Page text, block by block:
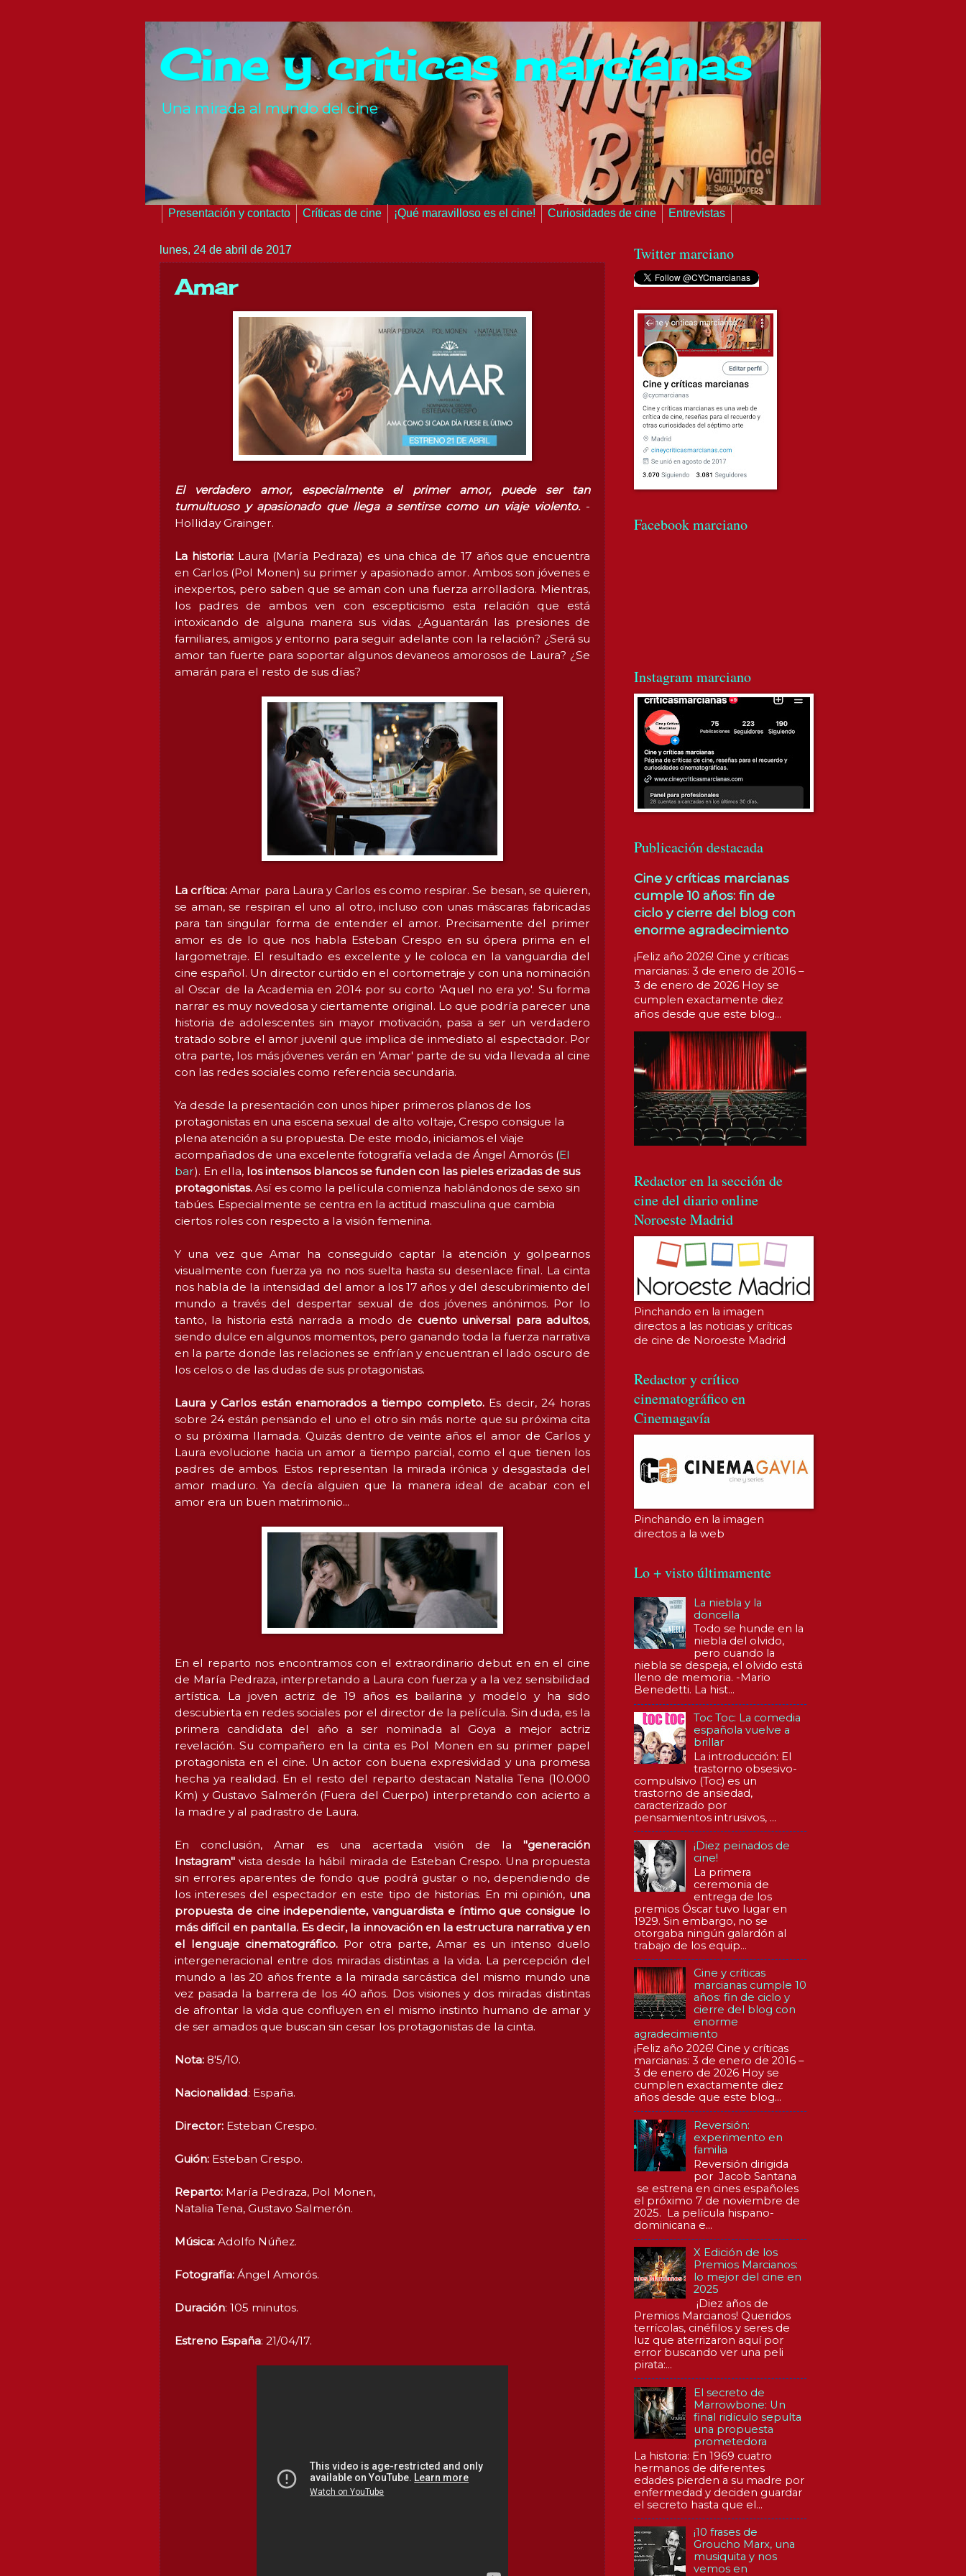
Cine y críticas marcianas
Una mirada al mundo del cine
Presentación y contacto Críticas de cine ¡Qué maravilloso es el cine! Curiosidades de cine Entrevistas
lunes, 24 de abril de 2017
Amar
El verdadero amor, especialmente el primer amor, puede ser tan
tumultuoso y apasionado que llega a sentirse como un viaje violento.-
Holliday Grainger.
La historia:Laura (María Pedraza) es una chica de 17 años que encuentra
en Carlos (Pol Monen) su primer y apasionado amor. Ambos son jóvenes e
inexpertos, pero saben que se aman con una fuerza arrolladora. Mientras,
los padres de ambos ven con escepticismo esta relación que está
intoxicando de alguna manera sus vidas. ¿Aguantarán las presiones de
familiares, amigos y entorno para seguir adelante con la relación? ¿Será su
amor tan fuerte para soportar algunos devaneos amorosos de Laura? ¿Se
amarán para el resto de sus días?
La crítica: Amar para Laura y Carlos es como respirar. Se besan, se quieren,
se aman, se respiran el uno al otro, incluso con unas máscaras fabricadas
para tan singular forma de entender el amor. Precisamente del primer
amor es de lo que nos habla Esteban Crespo en su ópera prima en el
largometraje. El resultado es excelente y le coloca en la vanguardia del
cine español. Un director curtido en el cortometraje y con una nominación
al Oscar de la Academia en 2014 por su corto 'Aquel no era yo'. Su forma
narrar es muy novedosa y ciertamente original. Lo que podría parecer una
historia de adolescentes sin mayor motivación, pasa a ser un verdadero
tratado sobre el amor juvenil que implica de inmediato al espectador. Por
otra parte, los más jóvenes verán en 'Amar' parte de su vida llevada al cine
con las redes sociales como referencia secundaria.
Ya desde la presentación con unos hiper primeros planos de los
protagonistas en una escena sexual de alto voltaje, Crespo consigue la
plena atención a su propuesta. De este modo, iniciamos el viaje
acompañados de una excelente fotografía velada de Ángel Amorós (El
bar). En ella, los intensos blancos se funden con las pieles erizadas de sus
protagonistas. Así es como la película comienza hablándonos de sexo sin
tabúes. Especialmente se centra en la actitud masculina que cambia
ciertos roles con respecto a la visión femenina.
Y una vez que Amar ha conseguido captar la atención y golpearnos
visualmente con fuerza ya no nos suelta hasta su desenlace final. La cinta
nos habla de la intensidad del amor a los 17 años y del descubrimiento del
mundo a través del despertar sexual de dos jóvenes anónimos. Por lo
tanto, la historia está narrada a modo de cuento universal para adultos,
siendo dulce en algunos momentos, pero ganando toda la fuerza narrativa
en la parte donde las relaciones se enfrían y encuentran el lado oscuro de
los celos o de las dudas de sus protagonistas.
Laura y Carlos están enamorados a tiempo completo.Es decir, 24 horas
sobre 24 están pensando el uno el otro sin más norte que su próxima cita
o su próxima llamada. Quizás dentro de veinte años el amor de Carlos y
Laura evolucione hacia un amor a tiempo parcial, como el que tienen los
padres de ambos. Estos representan la mirada irónica y desgastada del
amor maduro. Ya decía alguien que la manera ideal de acabar con el
amor era un buen matrimonio...
En el reparto nos encontramos con el extraordinario debut en en el cine
de María Pedraza, interpretando a Laura con fuerza y a la vez sensibilidad
artística. La joven actriz de 19 años es bailarina y modelo y ha sido
descubierta en redes sociales por el director de la película. Sin duda, es la
primera candidata del año a ser nominada al Goya a mejor actriz
revelación. Su compañero en la cinta es Pol Monen en su primer papel
protagonista en el cine. Un actor con buena expresividad y una promesa
hecha ya realidad. En el resto del reparto destacan Natalia Tena (10.000
Km) y Gustavo Salmerón (Fuera del Cuerpo) interpretando con acierto a
la madre y al padrastro de Laura.
En conclusión, Amar es una acertada visión de la "generación
Instagram" vista desde la hábil mirada de Esteban Crespo. Una propuesta
sin errores aparentes de fondo que podrá gustar o no, dependiendo de
los intereses del espectador en este tipo de historias. En mi opinión, una
propuesta de cine independiente, vanguardista e íntimo que consigue lo
más difícil en pantalla. Es decir, la innovación en la estructura narrativa y en
el lenguaje cinematográfico. Por otra parte, Amar es un intenso duelo
intergeneracional entre dos miradas distintas a la vida. La percepción del
mundo a las 20 años frente a la mirada sarcástica del mismo mundo una
vez pasada la barrera de los 40 años. Dos visiones y dos miradas distintas
de afrontar la vida que confluyen en el mismo instinto humano de amar y
de ser amados que buscan sin cesar los protagonistas de la cinta.
Nota: 8'5/10.
Nacionalidad: España.
Director: Esteban Crespo.
Guión: Esteban Crespo.
Reparto: María Pedraza, Pol Monen,
Natalia Tena, Gustavo Salmerón.
Música: Adolfo Núñez.
Fotografía: Ángel Amorós.
Duración: 105 minutos.
Estreno España: 21/04/17.
Twitter marciano
Facebook marciano
Instagram marciano
Publicación destacada
Cine y críticas marcianas
cumple 10 años: fin de
ciclo y cierre del blog con
enorme agradecimiento
¡Feliz año 2026! Cine y críticas
marcianas: 3 de enero de 2016 –
3 de enero de 2026 Hoy se
cumplen exactamente diez
años desde que este blog...
Redactor en la sección de
cine del diario online
Noroeste Madrid
Pinchando en la imagen
directos a las noticias y críticas
de cine de Noroeste Madrid
Redactor y crítico
cinematográfico en
Cinemagavía
Pinchando en la imagen
directos a la web
Lo + visto últimamente
La niebla y la
doncella
Todo se hunde en la
niebla del olvido,
pero cuando la
niebla se despeja, el olvido está
lleno de memoria. -Mario
Benedetti. La hist...
Toc Toc: La comedia
española vuelve a
brillar
La introducción: El
trastorno obsesivo-
compulsivo (Toc) es un
trastorno de ansiedad,
caracterizado por
pensamientos intrusivos, ...
¡Diez peinados de
cine!
La primera
ceremonia de
entrega de los
premios Óscar tuvo lugar en
1929. Sin embargo, no se
otorgaba ningún galardón al
trabajo de los equip...
Cine y críticas
marcianas cumple 10
años: fin de ciclo y
cierre del blog con
enorme
agradecimiento
¡Feliz año 2026! Cine y críticas
marcianas: 3 de enero de 2016 –
3 de enero de 2026 Hoy se
cumplen exactamente diez
años desde que este blog...
Reversión:
experimento en
familia
Reversión dirigida
por Jacob Santana
se estrena en cines españoles
el próximo 7 de noviembre de
2025. La película hispano-
dominicana e...
X Edición de los
Premios Marcianos:
lo mejor del cine en
2025
¡Diez años de
Premios Marcianos! Queridos
terrícolas, cinéfilos y seres de
luz que aterrizaron aquí por
error buscando ver una peli
pirata:...
El secreto de
Marrowbone: Un
final ridículo sepulta
una propuesta
prometedora
La historia: En 1969 cuatro
hermanos de diferentes
edades pierden a su madre por
enfermedad y deciden guardar
el secreto hasta que el...
¡10 frases de
Groucho Marx, una
musiquita y nos
vemos en